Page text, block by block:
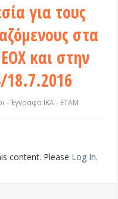
για τους
στα
και στην
18.7.2016
- Έγγραφα ΙΚΑ - ΕΤΑΜ
content. Please Log In.